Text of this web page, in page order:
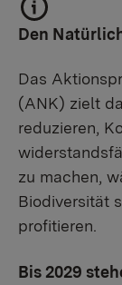
Den
Das
(ANK) zielt
reduzieren,
zu machen,
Biodiversität
profitieren.
Bis 2029